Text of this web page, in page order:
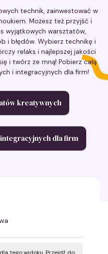
technik, zainwestować w
Możesz też przyjść i
wyjątkowych warsztatów,
i błędów. Wybierz technikę i
relaks i najlepszej jakości
i twórz ze mną! Pobierz całą
i integracyjnych dla firm!
kreatywnych
dla firm